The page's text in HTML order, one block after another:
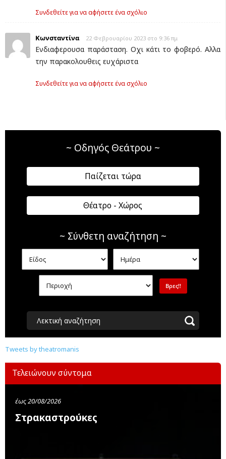
Συνδεθείτε για να αφήσετε ένα σχόλιο
Κωνσταντίνα 22 Φεβρουαρίου 2023 στο 9:36 πμ
Ενδιαφερουσα παράσταση. Οχι κάτι το φοβερό. Αλλα
την παρακολουθεις ευχάριστα
Συνδεθείτε για να αφήσετε ένα σχόλιο
~ Οδηγός Θεάτρου ~
Παίζεται τώρα
Θέατρο - Χώρος
~ Σύνθετη αναζήτηση ~
Λεκτική αναζήτηση
Tweets by theatromanis
Τελειώνουν σύντομα
έως 20/08/2026
Στρακαστρούκες